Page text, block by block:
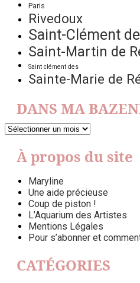
Paris
Rivedoux
Saint-Clément
Saint-Martin de
Saint clément des
Sainte-Marie de
DANS MA
DANS
BAZENNE
(ARCHIVES)
À propos du site
Maryline
Une aide précieuse
Coup de piston !
L’Aquarium des Artistes
Mentions Légales
Pour s’abonner et
CATÉGORIES